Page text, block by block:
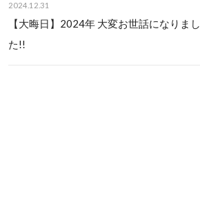
2024.12.31
【大晦日】2024年 大変お世話になりまし
た!!